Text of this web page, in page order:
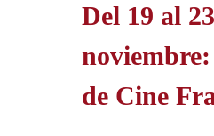
Del 19 al
de Cine